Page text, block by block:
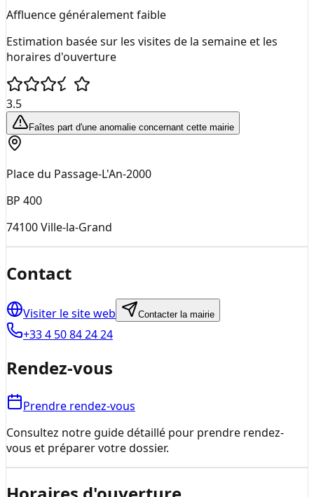
Affluence généralement faible
Estimation basée sur les visites de la semaine et les
horaires d'ouverture
3.5
Faîtes part d'une anomalie concernant cette mairie
Place du Passage-L'An-2000
BP 400
74100Ville-la-Grand
Contact
Visiter le site web Contacter la mairie
+33 4 50 84 24 24
Rendez-vous
Prendre rendez-vous
Consultez notre guide détaillé pour prendre rendez-
vous et préparer votre dossier.